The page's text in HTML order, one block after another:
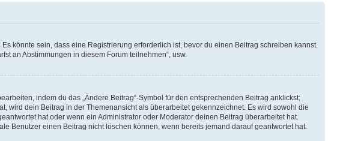
könnte sein, dass eine Registrierung erforderlich ist, bevor du einen Beitrag schreiben kannst.
an Abstimmungen in diesem Forum teilnehmen“, usw.
indem du das „Ändere Beitrag“-Symbol für den entsprechenden Beitrag anklickst;
wird dein Beitrag in der Themenansicht als überarbeitet gekennzeichnet. Es wird sowohl die
hat oder wenn ein Administrator oder Moderator deinen Beitrag überarbeitet hat.
Benutzer einen Beitrag nicht löschen können, wenn bereits jemand darauf geantwortet hat.